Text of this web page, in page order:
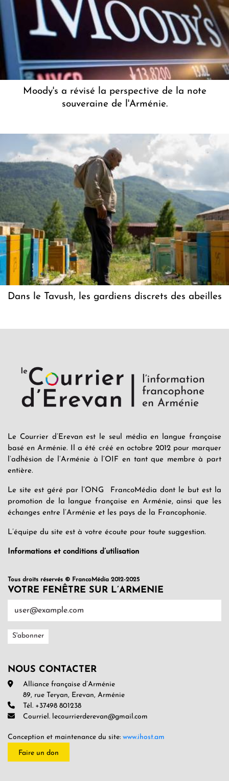
Moody's a révisé la perspective de la note
souveraine de l'Arménie.
Dans le Tavush, les gardiens discrets des abeilles
Le Courrier d’Erevan est le seul média en langue française
basé en Arménie. Il a été créé en octobre 2012 pour marquer
l’adhésion de l’Arménie à l’OIF en tant que membre à part
entière.
Le site est géré par l’ONG FrancoMédia dont le but est la
promotion de la langue française en Arménie, ainsi que les
échanges entre l’Arménie et les pays de la Francophonie.
L’équipe du site est à votre écoute pour toute suggestion.
Informations et conditions d’utilisation
Tous droits réservés © FrancoMédia 2012-2025
VOTRE FENÊTRE SUR L’ARMENIE
NOUS CONTACTER
Alliance française d’Arménie
89, rue Teryan, Erevan, Arménie
Tél. +37498 801238
Courriel. lecourrierderevan@gmail.com
Conception et maintenance du site: www.ihost.am
Faire un don